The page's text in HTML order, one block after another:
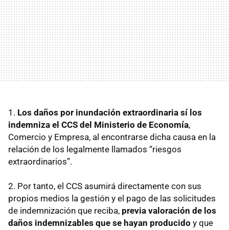
1. Los daños por inundación extraordinaria sí los
indemniza el CCS del Ministerio de Economía,
Comercio y Empresa, al encontrarse dicha causa en la
relación de los legalmente llamados “riesgos
extraordinarios”.
2. Por tanto, el CCS asumirá directamente con sus
propios medios la gestión y el pago de las solicitudes
de indemnización que reciba, previa valoración de los
daños indemnizables que se hayan producido y que